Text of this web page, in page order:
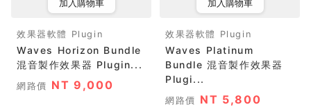
加入購物車
效果器軟體 Plugin
Waves Horizon Bundle
混音製作效果器 Plugin...
網路價 NT 9,000
加入購物車
效果器軟體 Plugin
Waves Platinum
Bundle 混音製作效果器
Plugi...
網路價 NT 5,800